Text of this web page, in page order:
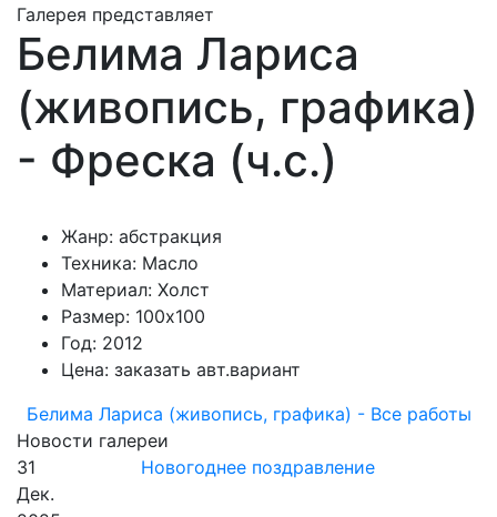
Галерея представляет
Белима Лариса
(живопись, графика)
- Фреска (ч.с.)
Жанр: абстракция
Техника: Масло
Материал: Холст
Размер: 100х100
Год: 2012
Цена: заказать авт.вариант
Белима Лариса (живопись, графика) - Все работы
Новости галереи
31
Дек.
Новогоднее поздравление